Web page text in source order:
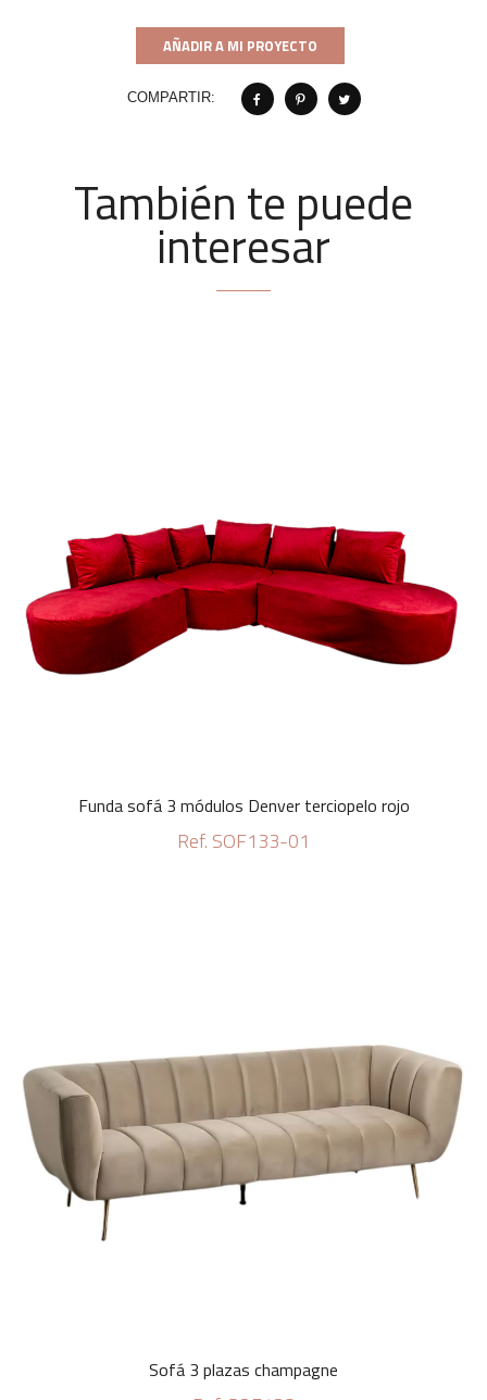
AÑADIR A MI PROYECTO
COMPARTIR:
También te puede
interesar
Funda sofá 3 módulos Denver terciopelo rojo
Ref. SOF133-01
Sofá 3 plazas champagne